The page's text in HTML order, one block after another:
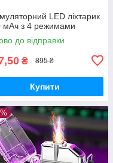
LED ліхтарик
мАч з 4 режимами
до відправки
₴ 895 ₴
Купити